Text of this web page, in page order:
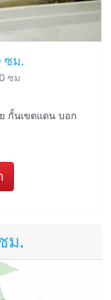
ซม.
ซม
กั้นเขตแดน บอก
ม.